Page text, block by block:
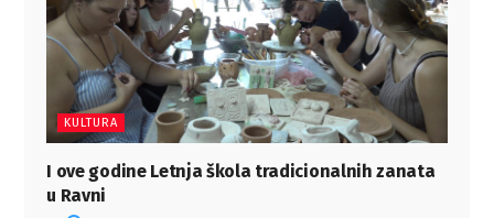
KULTURA
I ove godine Letnja škola tradicionalnih zanata
u Ravni